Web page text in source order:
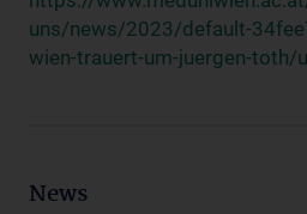
uns/news/2023/default-
wien-trauert-um-juergen-toth/
News